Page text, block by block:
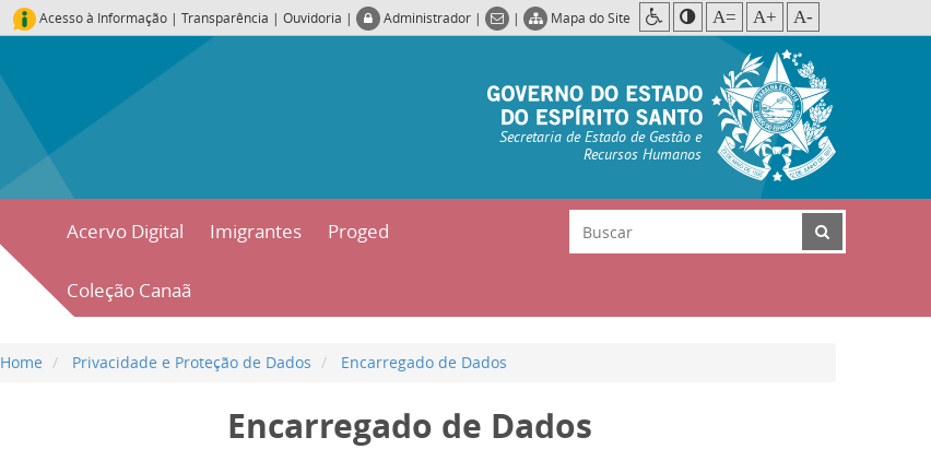
Acesso à Informação | Transparência | Ouvidoria | Administrador | | Mapa do Site A= A+ A-
Secretaria de Estado de Gestão e
Recursos Humanos
Acervo Digital Imigrantes Proged
Coleção Canaã
Home Privacidade e Proteção de Dados Encarregado de Dados
Encarregado de Dados